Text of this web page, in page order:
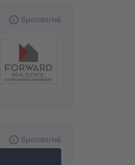
Sponsorisé
Sponsorisé